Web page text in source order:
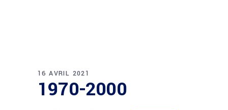
16 AVRIL 2021
1970-2000